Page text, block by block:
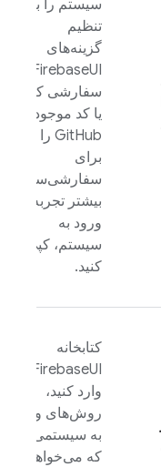
سیستم را با
تنظیم
گزینه‌های
FirebaseUI
سفارشی کنید،
یا کد موجود در
GitHub را
برای
سفارشی‌سازی
بیشتر تجربه
ورود به
سیستم، کپی
کنید.
کتابخانه
FirebaseUI
وارد کنید،
روش‌های ورود
به سیستمی را
که می‌خواهید